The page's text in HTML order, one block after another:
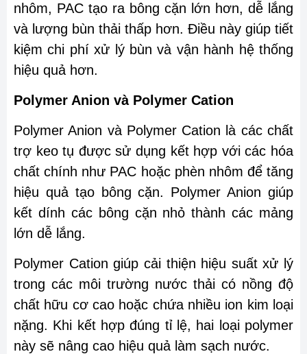
nhôm, PAC tạo ra bông cặn lớn hơn, dễ lắng
và lượng bùn thải thấp hơn. Điều này giúp tiết
kiệm chi phí xử lý bùn và vận hành hệ thống
hiệu quả hơn.
Polymer Anion và Polymer Cation
Polymer Anion và Polymer Cation là các chất
trợ keo tụ được sử dụng kết hợp với các hóa
chất chính như PAC hoặc phèn nhôm để tăng
hiệu quả tạo bông cặn. Polymer Anion giúp
kết dính các bông cặn nhỏ thành các mảng
lớn dễ lắng.
Polymer Cation giúp cải thiện hiệu suất xử lý
trong các môi trường nước thải có nồng độ
chất hữu cơ cao hoặc chứa nhiều ion kim loại
nặng. Khi kết hợp đúng tỉ lệ, hai loại polymer
này sẽ nâng cao hiệu quả làm sạch nước.